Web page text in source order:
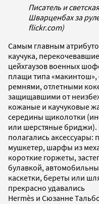
Писатель и
Шварценбах за
flickr.com)
Самым главным
кау­чука,
цейхгаузов военных
плащи типа
ремнями, отлетными
защищавшими от
кожаные и каучуковые
середины щиколотки
или шерстяные бриджи).
полагались аксессуары:
мушкетер, шарфы из
короткие горжеты,
булавкой,
каскетки, береты или
прекрасно удавались
Hermès и Сюзанне